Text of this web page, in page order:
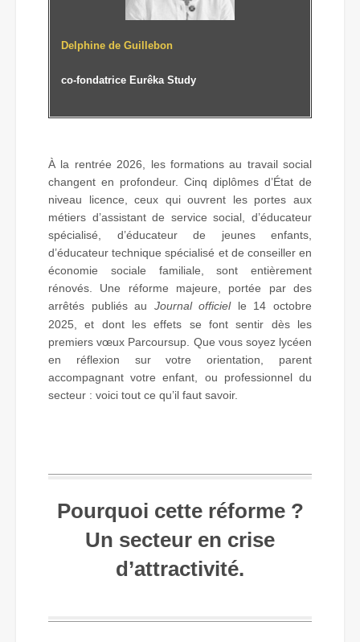
Delphine de Guillebon
co-fondatrice Eurêka Study
À la rentrée 2026, les formations au travail social
changent en profondeur. Cinq diplômes d’État de
niveau licence, ceux qui ouvrent les portes aux
métiers d’assistant de service social, d’éducateur
spécialisé, d’éducateur de jeunes enfants,
d’éducateur technique spécialisé et de conseiller en
économie sociale familiale, sont entièrement
rénovés. Une réforme majeure, portée par des
arrêtés publiés au Journal officielle 14 octobre
2025, et dont les effets se font sentir dès les
premiers vœux Parcoursup. Que vous soyez lycéen
en réflexion sur votre orientation, parent
accompagnant votre enfant, ou professionnel du
secteur : voici tout ce qu’il faut savoir.
Pourquoi cette réforme ?
Un secteur en crise
d’attractivité.